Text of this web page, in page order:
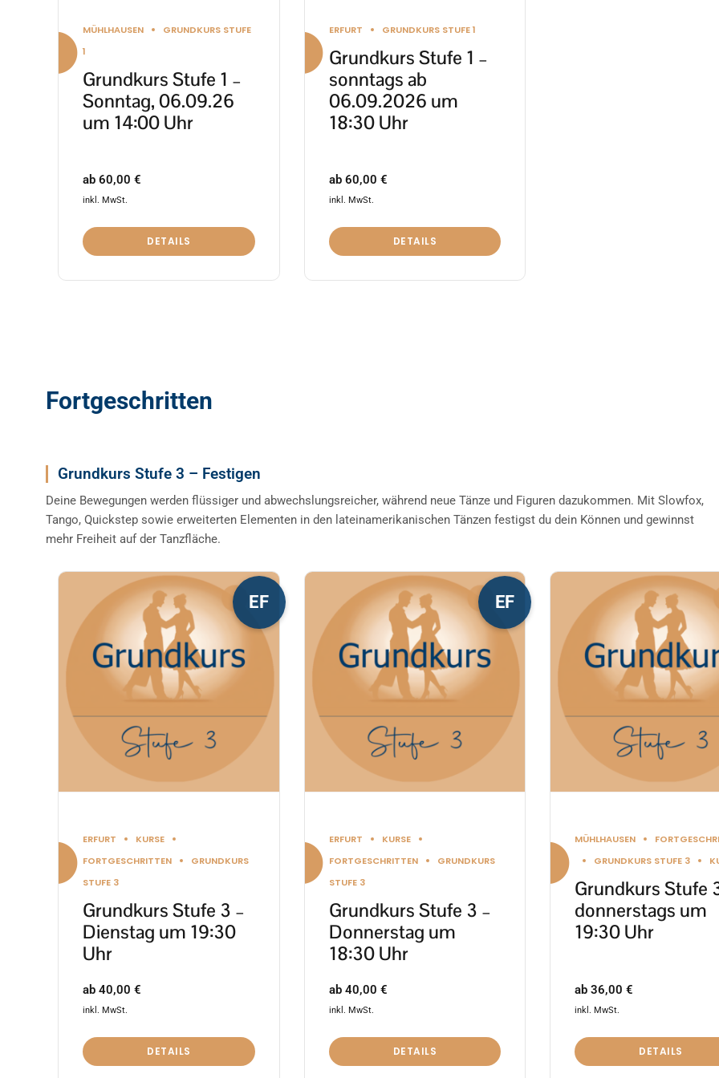
MÜHLHAUSEN
GRUNDKURS STUFE
1
Grundkurs Stufe 1 –
Sonntag, 06.09.26
um 14:00 Uhr
ab 60,00 €
inkl. MwSt.
DETAILS
gewählt
werden
ERFURT GRUNDKURS STUFE 1
Grundkurs Stufe 1 –
sonntags ab
06.09.2026 um
18:30 Uhr
ab 60,00 €
inkl. MwSt.
DETAILS
gewählt
werden
Fortgeschritten
Grundkurs Stufe 3 – Festigen
Deine Bewegungen werden flüssiger und abwechslungsreicher, während neue Tänze und Figuren dazukommen. Mit Slowfox,
Tango, Quickstep sowie erweiterten Elementen in den lateinamerikanischen Tänzen festigst du dein Können und gewinnst
mehr Freiheit auf der Tanzfläche.
EF
ERFURT
KURSE
FORTGESCHRITTEN
GRUNDKURS
STUFE 3
Grundkurs Stufe 3 –
Dienstag um 19:30
Uhr
ab 40,00 €
inkl. MwSt.
DETAILS
Produkt
weist
mehrere
Varianten
Optionen
können
gewählt
werden
EF
ERFURT
KURSE
FORTGESCHRITTEN
GRUNDKURS
STUFE 3
Grundkurs Stufe 3 –
Donnerstag um
18:30 Uhr
ab 40,00 €
inkl. MwSt.
DETAILS
Produkt
weist
mehrere
Varianten
Optionen
können
gewählt
werden
MÜHLHAUSEN
GRUNDKURS STUFE 3
Grundkurs Stufe
donnerstags um
19:30 Uhr
ab36,00€
inkl. MwSt.
DETAILS
Produkt
weist
mehrere
Varianten
Optionen
können
gewählt
werden